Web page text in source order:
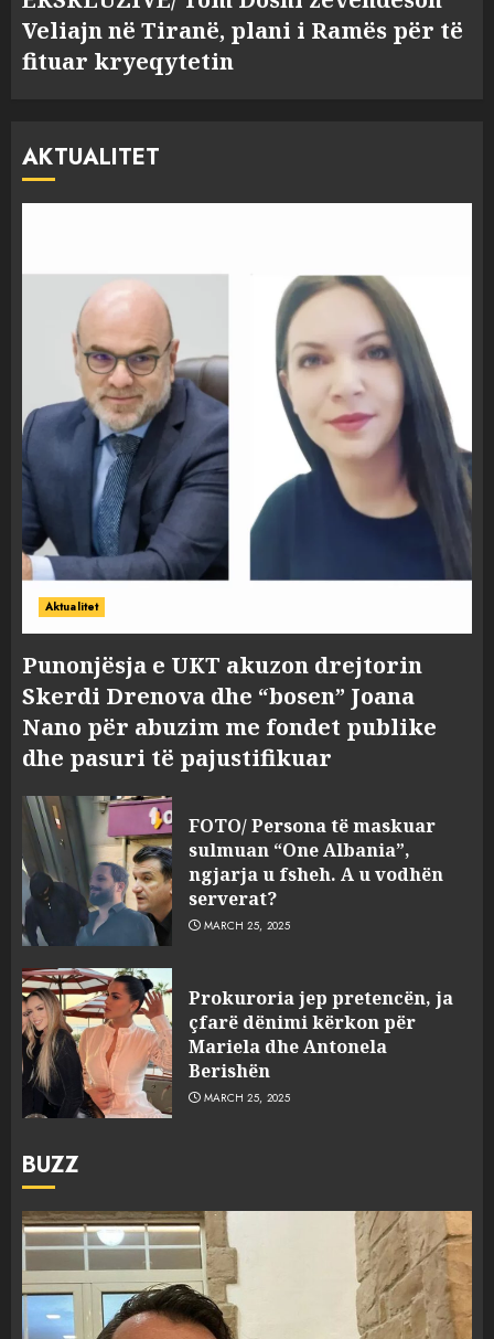
Veliajn në Tiranë, plani i Ramës për të
fituar kryeqytetin
AKTUALITET
Aktualitet
Punonjësja e UKT akuzon drejtorin
Skerdi Drenova dhe “bosen” Joana
Nano për abuzim me fondet publike
dhe pasuri të pajustifikuar
FOTO/ Persona të maskuar
sulmuan “One Albania”,
ngjarja u fsheh. A u vodhën
serverat?
MARCH 25, 2025
Prokuroria jep pretencën, ja
çfarë dënimi kërkon për
Mariela dhe Antonela
Berishën
MARCH 25, 2025
BUZZ